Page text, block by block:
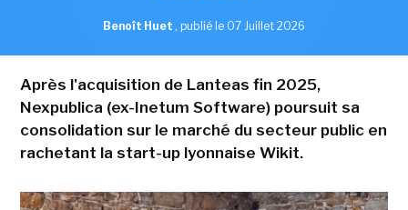
Benoît Huet , publié le 07 Juillet 2026
Après l'acquisition de Lanteas fin 2025,
Nexpublica (ex-Inetum Software) poursuit sa
consolidation sur le marché du secteur public en
rachetant la start-up lyonnaise Wikit.